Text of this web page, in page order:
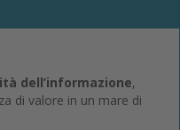
dell’informazione,
di valore in un mare di